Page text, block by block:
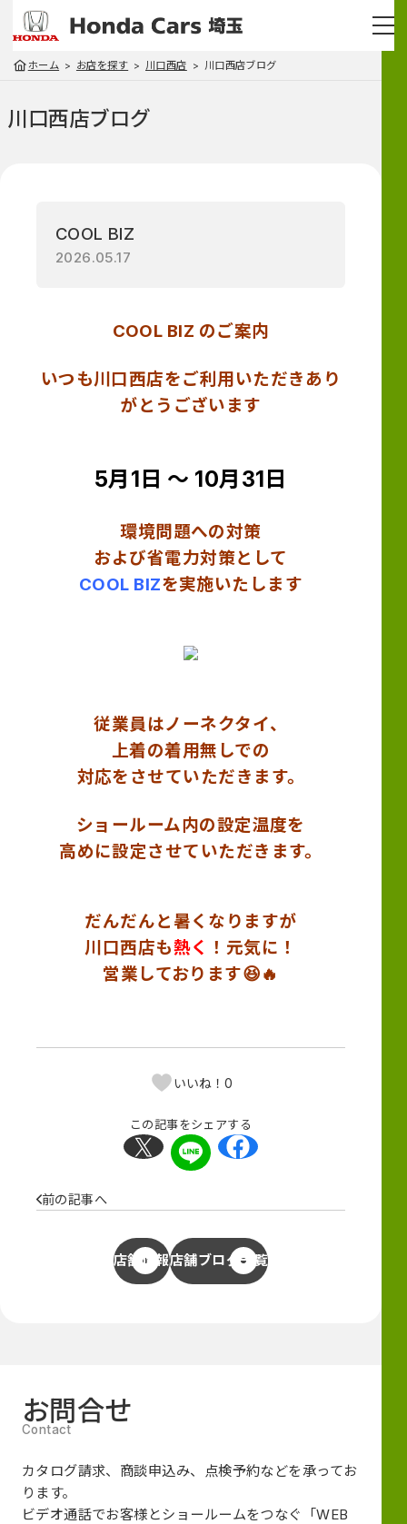
ホーム お店を探す 川口西店 川口西店ブログ
川口西店ブログ
COOL BIZ
2026.05.17
COOL BIZ のご案内
いつも川口西店をご利用いただきあり
がとうございます
5月1日 ～ 10月31日
環境問題への対策
および省電力対策として
COOL BIZを実施いたします
従業員はノーネクタイ、
上着の着用無しでの
対応をさせていただきます。
ショールーム内の設定温度を
高めに設定させていただきます。
だんだんと暑くなりますが
川口西店も熱く ！元気に！
営業しております😆🔥
いいね！ 0
この記事をシェアする
前の記事へ
店舗情報店舗ブログ一覧
お問合せ
カタログ請求、商談申込み、点検予約などを承ってお
ります。
ビデオ通話でお客様とショールームをつなぐ
「WEB